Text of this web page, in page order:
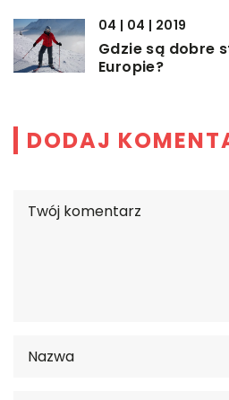
04 | 04 | 2019
Gdzie są dobre
Europie?
DODAJ